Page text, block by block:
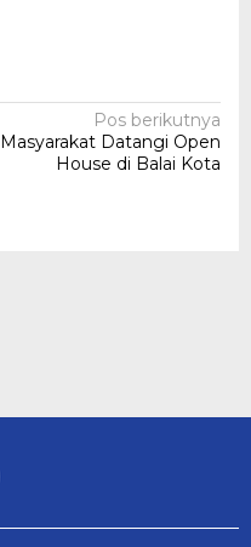
Pos berikutnya
Masyarakat Datangi Open
House di Balai Kota